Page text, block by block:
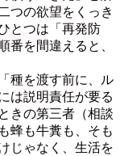
つの欲望をくっき
とつは「再発防
番を間違えると、
種を渡す前に、ル
は説明責任が要る
きの第三者（相談
蜂も牛糞も、そも
じゃなく、生活を